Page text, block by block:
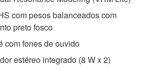
com pesos balanceados com
preto fosco
com fones de ouvido
estéreo integrado (8 W x 2)